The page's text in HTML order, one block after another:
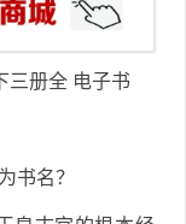
三册全 电子书
书名？